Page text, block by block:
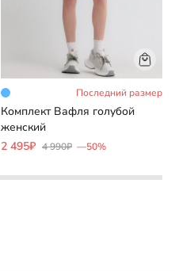
Последний размер
Комплект Вафля голубой
женский
2 495₽ 4 990₽ —50%